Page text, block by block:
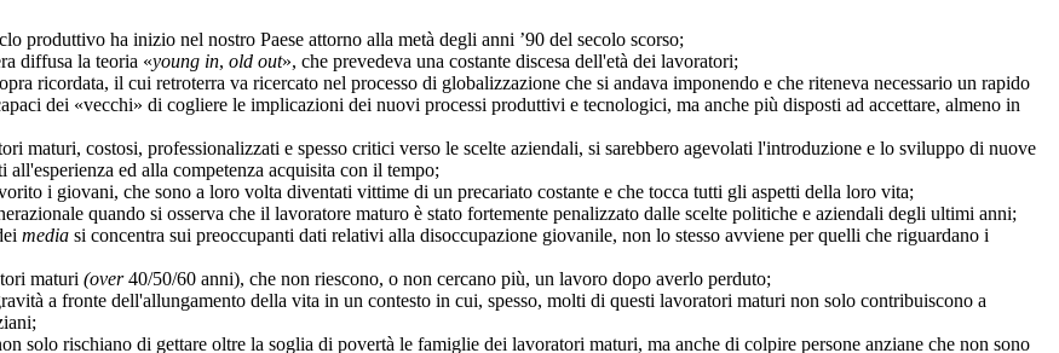
ha inizio nel nostro Paese attorno alla metà degli anni ’90 del secolo scorso;
diffusa la teoria «young in, old out», che prevedeva una costante discesa dell'età dei lavoratori;
il cui retroterra va ricercato nel processo di globalizzazione che si andava imponendo e che riteneva necessario un rapido
dei «vecchi» di cogliere le implicazioni dei nuovi processi produttivi e tecnologici, ma anche più disposti ad accettare, almeno in
costosi, professionalizzati e spesso critici verso le scelte aziendali, si sarebbero agevolati l'introduzione e lo sviluppo di nuove
ed alla competenza acquisita con il tempo;
giovani, che sono a loro volta diventati vittime di un precariato costante e che tocca tutti gli aspetti della loro vita;
quando si osserva che il lavoratore maturo è stato fortemente penalizzato dalle scelte politiche e aziendali degli ultimi anni;
media si concentra sui preoccupanti dati relativi alla disoccupazione giovanile, non lo stesso avviene per quelli che riguardano i
maturi (over40/50/60 anni), che non riescono, o non cercano più, un lavoro dopo averlo perduto;
a fronte dell'allungamento della vita in un contesto in cui, spesso, molti di questi lavoratori maturi non solo contribuiscono a
rischiano di gettare oltre la soglia di povertà le famiglie dei lavoratori maturi, ma anche di colpire persone anziane che non sono